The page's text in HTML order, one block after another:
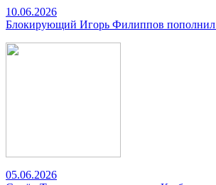
10.06.2026
Блокирующий Игорь Филиппов пополнил
05.06.2026